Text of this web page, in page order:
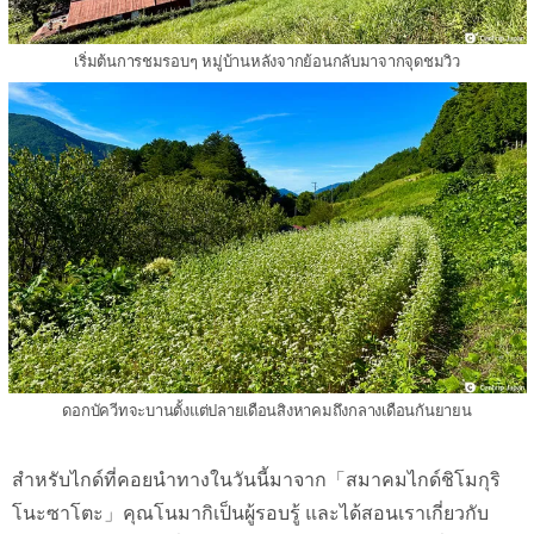
เริ่มต้นการชมรอบๆ หมู่บ้านหลังจากย้อนกลับมาจากจุดชมวิว
ดอกบัควีทจะบานตั้งแต่ปลายเดือนสิงหาคมถึงกลางเดือนกันยายน
สำหรับไกด์ที่คอยนำทางในวันนี้มาจาก「สมาคมไกด์ชิโมกุริ
โนะซาโตะ」คุณโนมากิเป็นผู้รอบรู้ และได้สอนเราเกี่ยวกับ